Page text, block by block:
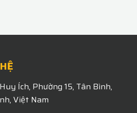
Ích, Phường 15, Tân Bình,
Việt Nam